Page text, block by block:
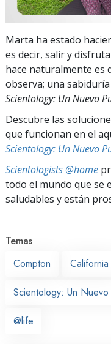
Marta ha estado
es decir, salir y
hace naturalmente es
observa; una
Scientology: Un Nuevo
Descubre las
que funcionan en el
Scientology: Un Nuevo
Scientologists @home
todo el mundo que se
saludables y están
Temas
Compton
California
Scientology: Un
@life